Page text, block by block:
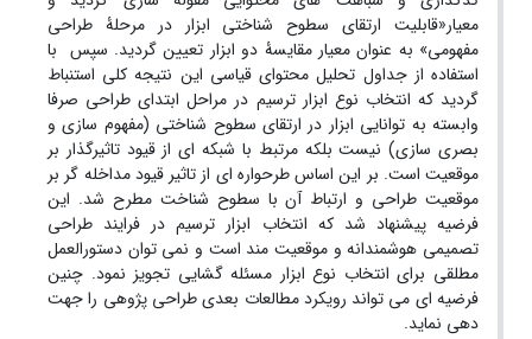
معیار«قابلیت ارتقای سطوح شناختی ابزار در مرحلۀ طراحی
مفهومی» به عنوان معیار مقایسۀ دو ابزار تعیین گردید. سپس با
استفاده از جداول تحلیل محتوای قیاسی این نتیجه کلی استنباط
گردید که انتخاب نوع ابزار ترسیم در مراحل ابتدای طراحی صرفا
وابسته به توانایی ابزار در ارتقای سطوح شناختی (مفهوم سازی و
بصری سازی) نیست بلکه مرتبط با شبکه ای از قیود تاثیرگذار بر
موقعیت است. بر این اساس طرحواره ای از تاثیر قیود مداخله گر بر
موقعیت طراحی و ارتباط آن با سطوح شناخت مطرح شد. این
فرضیه پیشنهاد شد که انتخاب ابزار ترسیم در فرایند طراحی
تصمیمی هوشمندانه و موقعیت مند است و نمی توان دستورالعمل
مطلقی برای انتخاب نوع ابزار مسئله گشایی تجویز نمود. چنین
فرضیه ای می تواند رویکرد مطالعات بعدی طراحی پژوهی را جهت
دهی نماید.